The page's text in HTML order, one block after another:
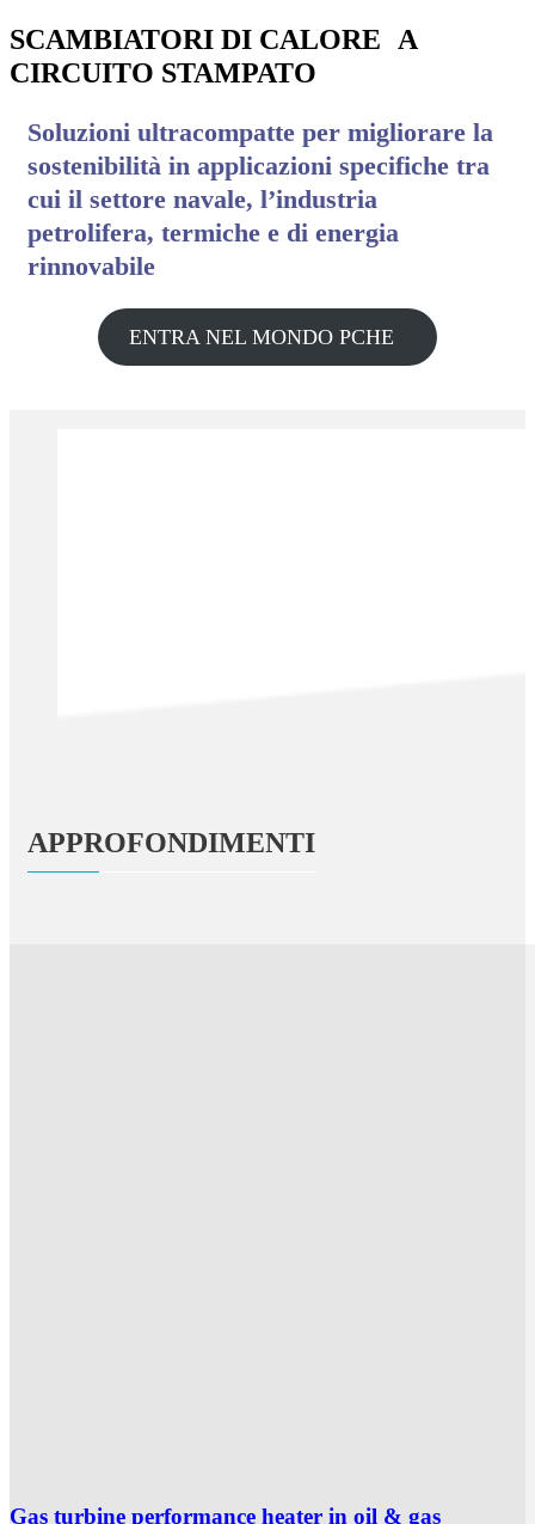
SCAMBIATORI DI CALORE A
CIRCUITO STAMPATO
Soluzioni ultracompatte per migliorare la
sostenibilità in applicazioni specifiche tra
cui il settore navale, l’industria
petrolifera, termiche e di energia
rinnovabile
ENTRA NEL MONDO PCHE
APPROFONDIMENTI
Gas turbine performance heater in oil & gas